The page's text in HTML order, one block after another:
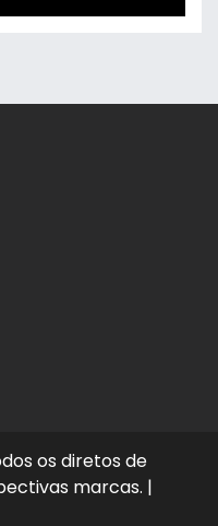
os diretos de
marcas. |